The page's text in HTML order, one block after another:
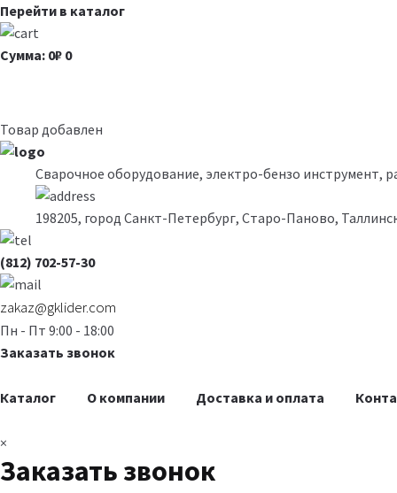
Перейти в каталог
Сумма: 0₽ 0
Товар добавлен
Сварочное оборудование, электро-бензо инструмент,
198205, город Санкт-Петербург, Старо-Паново,
(812) 702-57-30
zakaz@gklider.com
Пн - Пт 9:00 - 18:00
Заказать звонок
Каталог О компании Доставка и оплата
×
Заказать звонок